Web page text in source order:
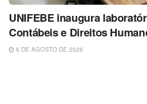
UNIFEBE inaugura
Contábeis e Direitos
6 DE AGOSTO DE 2026